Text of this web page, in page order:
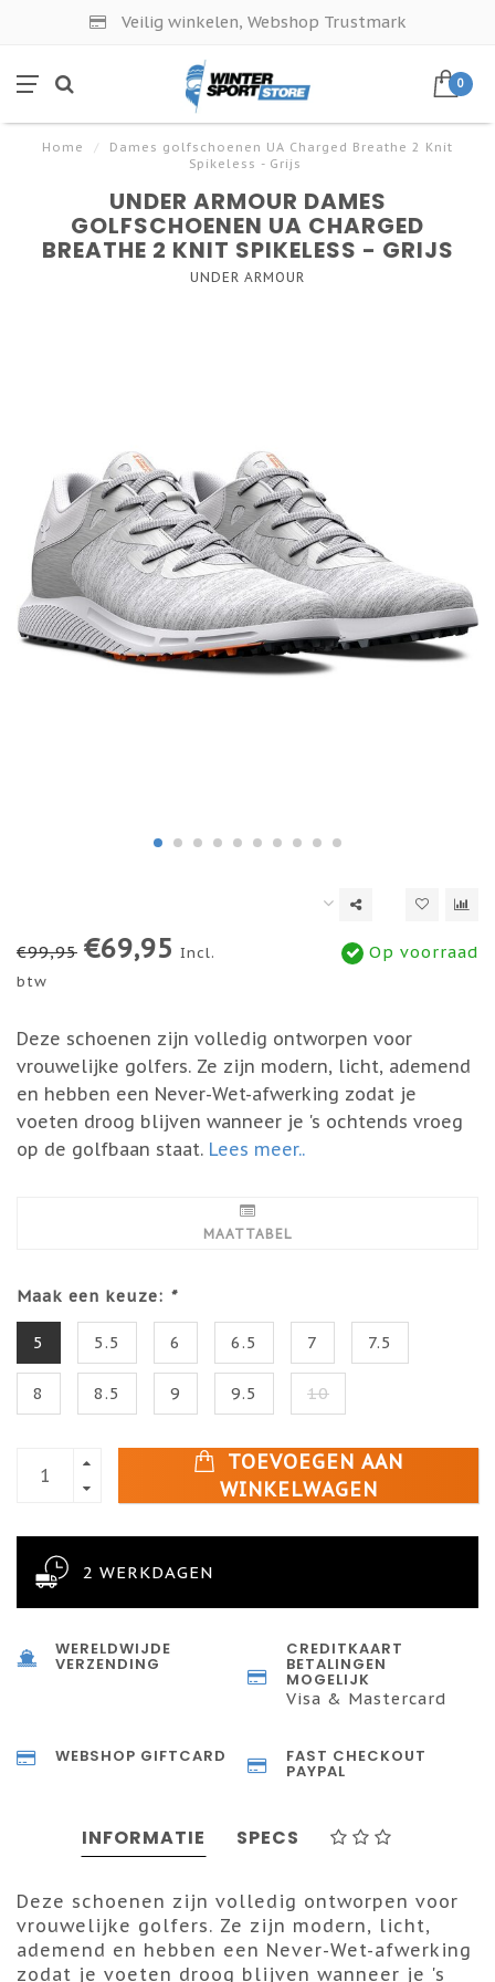
Veilig winkelen, Webshop Trustmark
0
Home /
Dames golfschoenen UA Charged Breathe 2 Knit
Spikeless - Grijs
UNDER ARMOUR DAMES
GOLFSCHOENEN UA CHARGED
BREATHE 2 KNIT SPIKELESS - GRIJS
UNDER ARMOUR
€99,95 €69,95 Incl.
btw
Op voorraad
Deze schoenen zijn volledig ontworpen voor
vrouwelijke golfers. Ze zijn modern, licht, ademend
en hebben een Never-Wet-afwerking zodat je
voeten droog blijven wanneer je 's ochtends vroeg
op de golfbaan staat. Lees meer..
MAATTABEL
Maak een keuze: *
5 5.5 6 6.5 7 7.5
8 8.5 9 9.5 10
TOEVOEGEN AAN
WINKELWAGEN
2 WERKDAGEN
WERELDWIJDE
VERZENDING
CREDITKAART
BETALINGEN
MOGELIJK
Visa & Mastercard
WEBSHOP GIFTCARD FAST CHECKOUT
PAYPAL
INFORMATIE SPECS
Deze schoenen zijn volledig ontworpen voor
vrouwelijke golfers. Ze zijn modern, licht,
ademend en hebben een Never-Wet-afwerking
zodat je voeten droog blijven wanneer je 's